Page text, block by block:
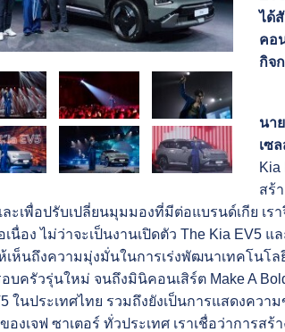
ได้
คอ
กิจ
นา
เซ
สร้
ละเพื่อปรับเปลี่ยนมุมมองที่มีต่อแบรนด์เกีย เ
เนื่อง ไม่ว่าจะเป็นงานเปิดตัว The Kia EV5
เห็นถึงความมุ่งมั่นในการเร่งพัฒนาเทคโนโ
บครัวรุ่นใหม่ จนถึงมินิคอนเสิร์ต Make A
ในประเทศไทย รวมถึงยังเป็นการแสดงค
องเจฟ ซาเตอร์ ทั่วประเทศ เราเชื่อว่ากา